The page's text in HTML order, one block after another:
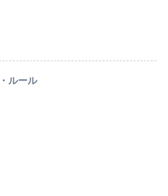
ルール